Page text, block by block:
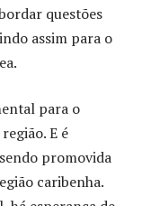
questões
assim para o
para o
E é
promovida
caribenha.